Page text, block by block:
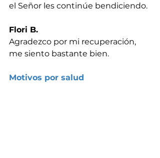
el Señor les continúe bendiciendo.
Flori B.
Agradezco por mi recuperación,
me siento bastante bien.
Motivos por salud